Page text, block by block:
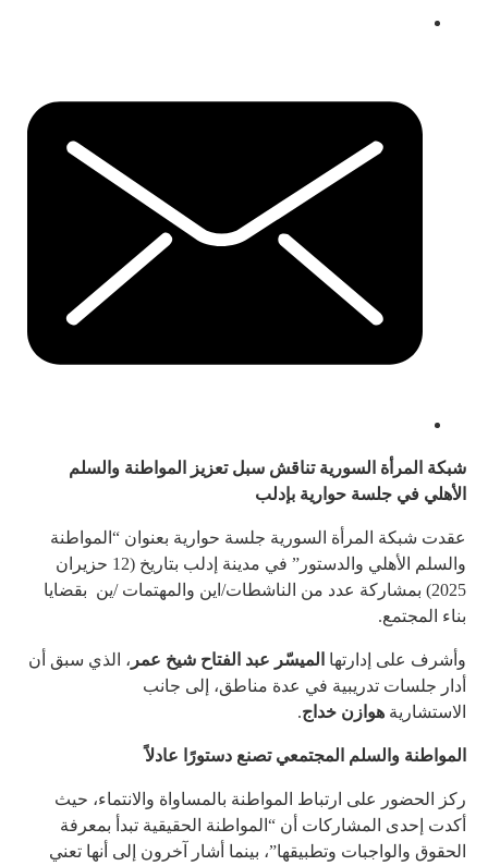
شبكة المرأة السورية تناقش سبل تعزيز المواطنة والسلم
الأهلي في جلسة حوارية بإدلب
عقدت شبكة المرأة السورية جلسة حوارية بعنوان “المواطنة
والسلم الأهلي والدستور” في مدينة إدلب بتاريخ (12 حزيران
2025) بمشاركة عدد من الناشطات/اين والمهتمات /ين بقضايا
بناء المجتمع.
وأشرف على إدارتها الميسّر عبد الفتاح شيخ عمر ، الذي سبق أن
أدار جلسات تدريبية في عدة مناطق، إلى جانب
الاستشاريةهوازن خداج.
المواطنة والسلم المجتمعي تصنع دستورًا عادلاً
ركز الحضور على ارتباط المواطنة بالمساواة والانتماء، حيث
أكدت إحدى المشاركات أن “المواطنة الحقيقية تبدأ بمعرفة
الحقوق والواجبات وتطبيقها”، بينما أشار آخرون إلى أنها تعني